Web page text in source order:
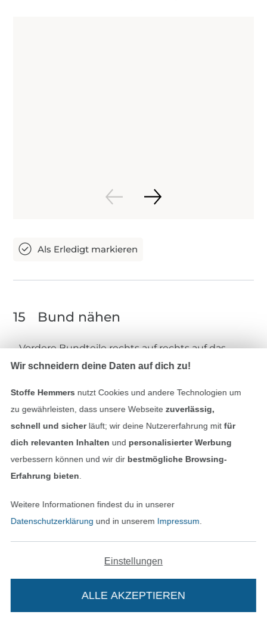
15 Bund nähen
Vordere Bundteile rechts auf rechts auf das
rückwärtige Bundteil legen, Seitennähte
Wir schneidern deine Daten auf dich zu!
Stoffe Hemmers nutzt Cookies und andere Technologien um
zu gewährleisten, dass unsere Webseite zuverlässig,
schnell und sicherläuft; wir deine Nutzererfahrung mitfür
dich relevanten Inhalten und personalisierter Werbung
verbessern können und wir dir bestmögliche Browsing-
Erfahrung bieten
Weitere Informationen findest du in unserer
Datenschutzerklärung und in unserem Impressum
Einstellungen
ALLE AKZEPTIEREN